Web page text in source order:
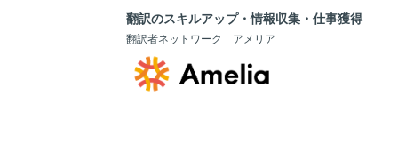
翻訳のスキルアップ・情報収集・仕事獲得
翻訳者ネットワーク アメリア